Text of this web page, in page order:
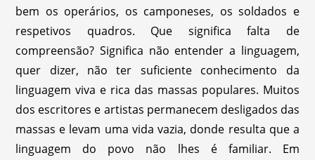
bem os operários, os camponeses, os soldados e
respetivos quadros. Que significa falta de
compreensão? Significa não entender a linguagem,
quer dizer, não ter suficiente conhecimento da
linguagem viva e rica das massas populares. Muitos
dos escritores e artistas permanecem desligados das
massas e levam uma vida vazia, donde resulta que a
linguagem do povo não lhes é familiar. Em